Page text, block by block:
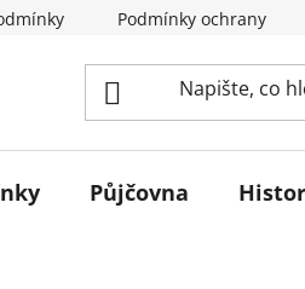
Podmínky ochrany
Půjčovna